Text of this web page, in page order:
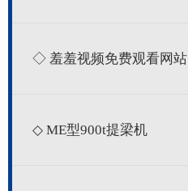
◇ 羞羞视频免费观看网站
◇ ME型900t提梁机